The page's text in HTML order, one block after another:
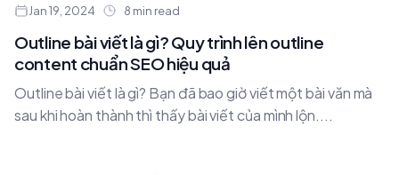
Jan 19, 2024 8 min read
Outline bài viết là gì? Quy trình lên outline
content chuẩn SEO hiệu quả
Outline bài viết là gì? Bạn đã bao giờ viết một bài văn mà
sau khi hoàn thành thì thấy bài viết của mình lộn....